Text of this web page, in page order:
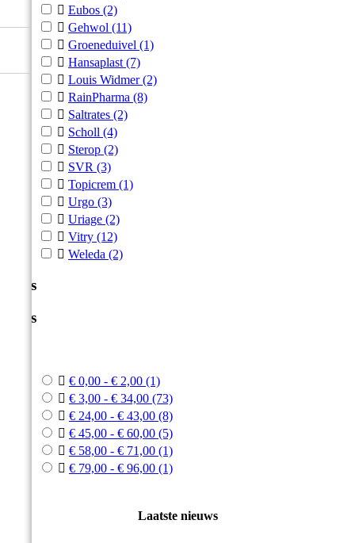
 Eubos (2)
 Gehwol (11)
 Groeneduivel (1)
 Hansaplast (7)
 Louis Widmer(2)
 RainPharma (8)
 Saltrates (2)
 Scholl (4)
 Sterop (2)
 SVR (3)
 Topicrem (1)
 Urgo (3)
 Uriage (2)
 Vitry (12)
 Weleda (2)
Prijs
Prijs
 € 0,00 - € 2,00 (1)
 € 3,00 - € 34,00 (73)
 € 24,00 - € 43,00 (8)
 € 45,00 - € 60,00 (5)
 € 58,00 - € 71,00 (1)
 € 79,00 - € 96,00 (1)
Laatste nieuws